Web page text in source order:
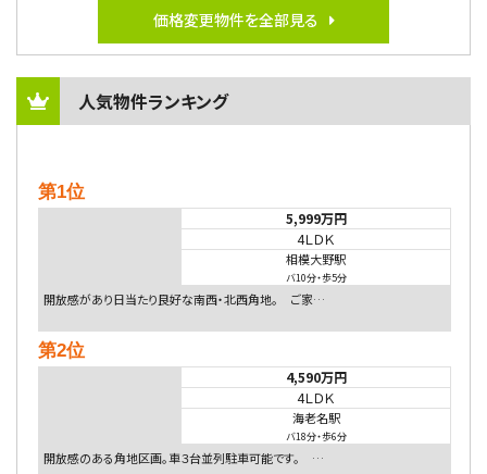
価格変更物件を全部見る
人気物件ランキング
第1位
5,999万円
4ＬＤＫ
相模大野駅
バ10分・歩5分
開放感があり日当たり良好な南西・北西角地。 ご家…
第2位
4,590万円
4ＬＤＫ
海老名駅
バ18分・歩6分
開放感のある角地区画。車３台並列駐車可能です。 …